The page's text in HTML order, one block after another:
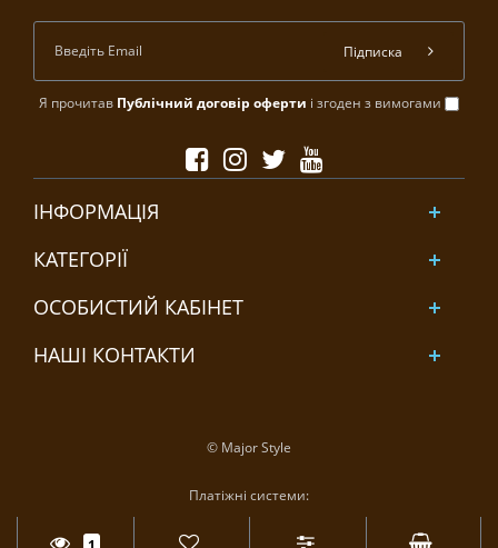
Я прочитав Публічний договір оферти і згоден з вимогами
Підписка
ІНФОРМАЦІЯ
КАТЕГОРІЇ
ОСОБИСТИЙ КАБІНЕТ
НАШІ КОНТАКТИ
© Major Style
Платіжні системи: